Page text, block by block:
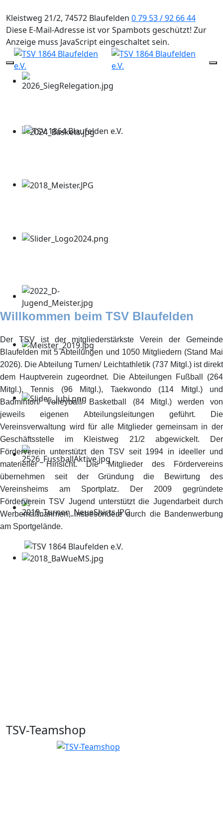
Kleistweg 21/2, 74572 Blaufelden 0 79 53 / 92 66 44
Diese E-Mail-Adresse ist vor Spambots geschützt! Zur
Anzeige muss JavaScript eingeschaltet sein.
Mobile Menu Toggle
Willkommen beim TSV Blaufelden
Der TSV ist der mitgliederstärkste Verein der Gemeinde
Blaufelden mit 5 Abteilungen und 1050 Mitgliedern (Stand Mai
2026). Die Abteilung Turnen/ Leichtathletik (737 Mitgl.) ist direkt
dem Hauptverein zugeordnet. Die Abteilungen Fußball (264
Mitgl.), Tennis (96 Mitgl.), Taekwondo (114 Mitgl.) und
Badminton/ Volleyball/ Basketball (84 Mitgl.) werden von
jeweils eigenen Abteilungsleitungen geführt. Die
Vereinsverwaltung wird für alle Mitglieder gemeinsam in der
Geschäftsstelle im Kleistweg 21/2 abgewickelt. Der
Förderverein unterstützt den TSV seit 1994 in ideeller und
materieller Hinsicht. Die Mitglieder des Fördervereins
übernehmen seit der Gründung die Bewirtung des
Vereinsheims am Sportplatz. Der 2009 gegründete
Förderverein TSV Jugend unterstützt die Jugendarbeit durch
Werbemaßnahmen, insbesondere durch die Bandenwerbung
am Sportgelände.
TSV-Teamshop